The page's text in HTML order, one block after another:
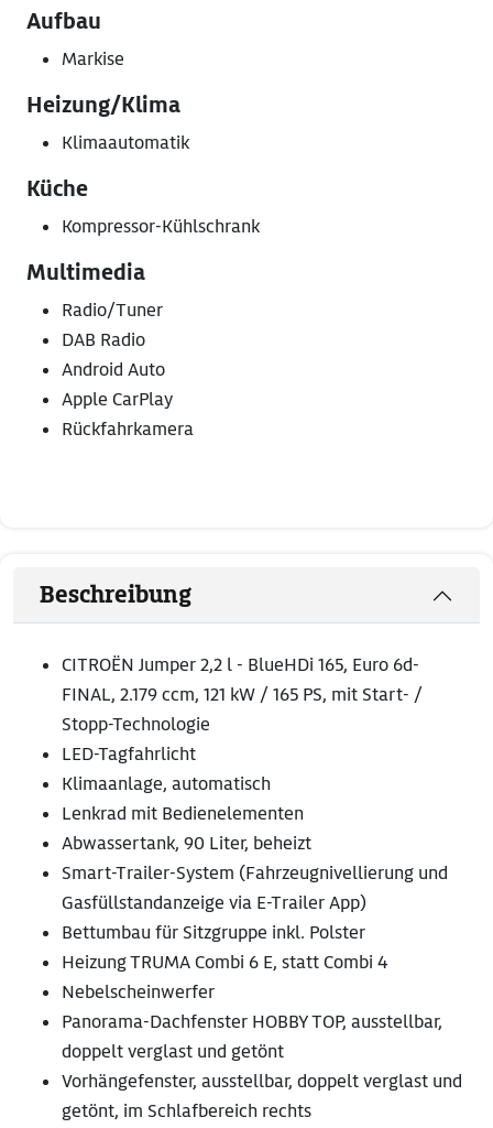
Aufbau
Markise
Heizung/Klima
Klimaautomatik
Küche
Kompressor-Kühlschrank
Multimedia
Radio/Tuner
DAB Radio
Android Auto
Apple CarPlay
Rückfahrkamera
Beschreibung
CITROËN Jumper 2,2 l - BlueHDi 165, Euro 6d-
FINAL, 2.179 ccm, 121 kW / 165 PS, mit Start- /
Stopp-Technologie
LED-Tagfahrlicht
Klimaanlage, automatisch
Lenkrad mit Bedienelementen
Abwassertank, 90 Liter, beheizt
Smart-Trailer-System (Fahrzeugnivellierung und
Gasfüllstandanzeige via E-Trailer App)
Bettumbau für Sitzgruppe inkl. Polster
Heizung TRUMA Combi 6 E, statt Combi 4
Nebelscheinwerfer
Panorama-Dachfenster HOBBY TOP, ausstellbar,
doppelt verglast und getönt
Vorhängefenster, ausstellbar, doppelt verglast und
getönt, im Schlafbereich rechts